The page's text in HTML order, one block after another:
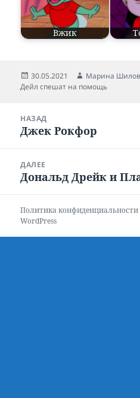
Вжик
Опубликовано
30.05.2021 Автор
Марина
Дейл спешат на помощь
записям
НАЗАД
Предыдущая
Джек Рокфор
ДАЛЕЕ
Следующая
Дональд Дрейк и
Политика конфиденциальности
WordPress